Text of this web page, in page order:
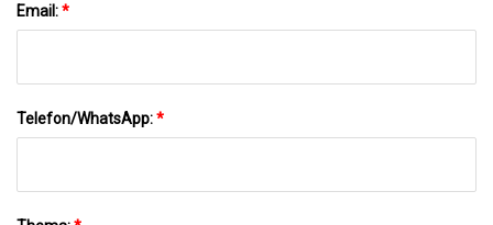
Email:*
Telefon/WhatsApp:*